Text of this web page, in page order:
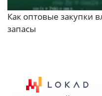
Как оптовые закупки
запасы